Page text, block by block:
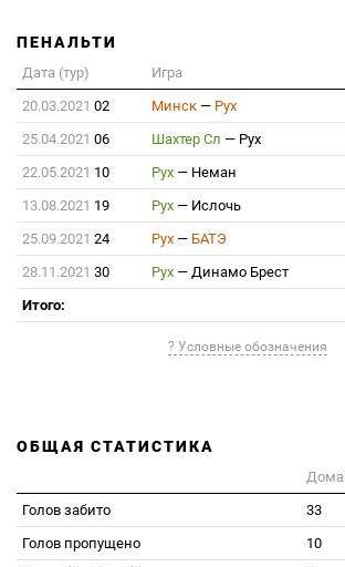
ПЕНАЛЬТИ
Дата (тур) Игра
20.03.2021 02 Минск — Рух
25.04.2021 06 Шахтер Сл — Рух
22.05.2021 10 Рух — Неман
13.08.2021 19 Рух — Ислочь
25.09.2021 24 Рух — БАТЭ
28.11.2021 30 Рух — Динамо Брест
Итого:
? Условные обозначения
ОБЩАЯ СТАТИСТИКА
Дома
Голов забито
33
Голов пропущено
10